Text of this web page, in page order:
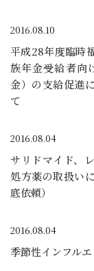
2016.08.10
平成28年度臨時
族年金受給者向
金）の支給促進
て
2016.08.04
サリドマイド、
処方薬の取扱い
底依頼）
2016.08.04
季節性インフル